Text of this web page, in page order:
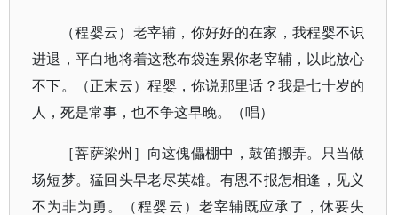
（程婴云）老宰辅，你好好的在家，我程婴不识
进退，平白地将着这愁布袋连累你老宰辅，以此放心
不下。（正末云）程婴，你说那里话？我是七十岁的
人，死是常事，也不争这早晚。（唱）
［菩萨梁州］向这傀儡棚中，鼓笛搬弄。只当做
场短梦。猛回头早老尽英雄。有恩不报怎相逢，见义
不为非为勇。（程婴云）老宰辅既应承了，休要失